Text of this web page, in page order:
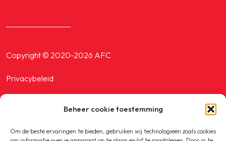
Beheer cookie toestemming
Om de beste ervaringen te bieden, gebruiken wij technologieën zoals cookies
Copyright © 2020-2026 AFC
Privacybeleid